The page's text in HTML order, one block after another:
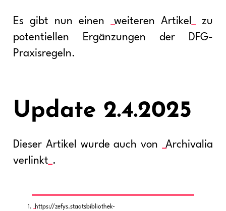
Es gibt nun einen weiteren Artikel
zu
potentiellen Ergänzungen der DFG-
Praxisregeln.
Update 2.4.2025
Dieser Artikel wurde auch von
Archivalia
verlinkt .
https://zefys.staatsbibliothek-